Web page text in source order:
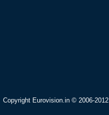
Copyright Eurovision.in © 2006-2012